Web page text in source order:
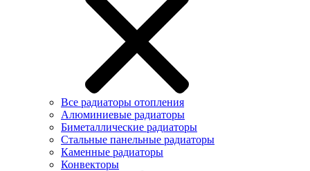
Все радиаторы отопления
Алюминиевые радиаторы
Биметаллические радиаторы
Стальные панельные радиаторы
Каменные радиаторы
Конвекторы